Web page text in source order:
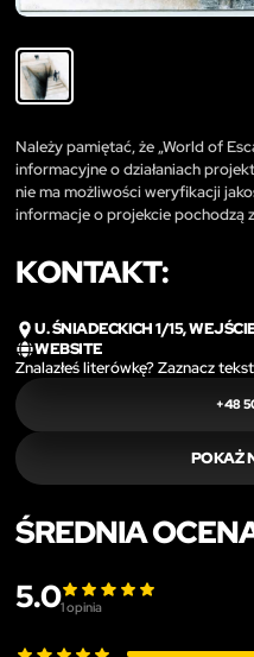
Należy pamiętać, że „World of
informacyjne o działaniach
nie ma możliwości weryfikacji
informacje o projekcie pochodzą
KONTAKT:
U. ŚNIADECKICH 1/15,
WEBSITE
Znalazłeś literówkę? Zaznacz
+48
POKAŻ
ŚREDNIA
5.01opinia